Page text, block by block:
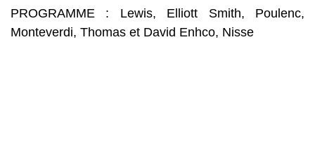
PROGRAMME : Lewis, Elliott Smith, Poulenc,
Monteverdi, Thomas et David Enhco, Nisse